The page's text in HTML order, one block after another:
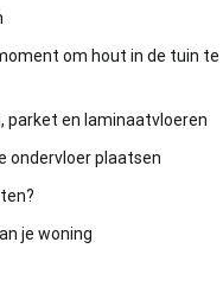
om hout in de tuin te
parket en laminaatvloeren
ondervloer plaatsen
je woning